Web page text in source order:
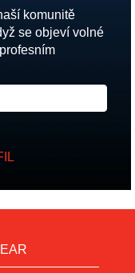
komunitě
se objeví volné